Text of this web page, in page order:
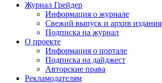
Журнал Грейдер
Информация о журнале
Свежий выпуск и архив издания
Подписка на журнал
О проекте
Информация о портале
Подписка на дайджест
Авторские права
Рекламодателям